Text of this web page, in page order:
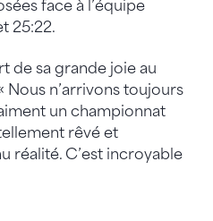
face à l’équipe
25:22.
de sa grande joie au
Nous n’arrivons toujours
un championnat
rêvé et
réalité. C’est incroyable